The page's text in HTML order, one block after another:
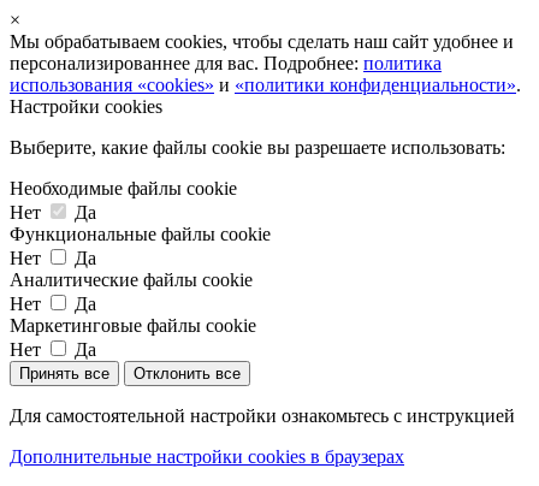
×
Мы обрабатываем cookies, чтобы сделать наш сайт удобнее и
персонализированнее для вас. Подробнее: политика
использования «cookies» и «политики конфиденциальности».
Настройки cookies
Выберите, какие файлы cookie вы разрешаете использовать:
Необходимые файлы cookie
Нет
Да
Функциональные файлы cookie
Нет
Да
Аналитические файлы cookie
Нет
Да
Маркетинговые файлы cookie
Нет
Да
Принять все Отклонить все
Для самостоятельной настройки ознакомьтесь с инструкцией
Дополнительные настройки cookies в браузерах